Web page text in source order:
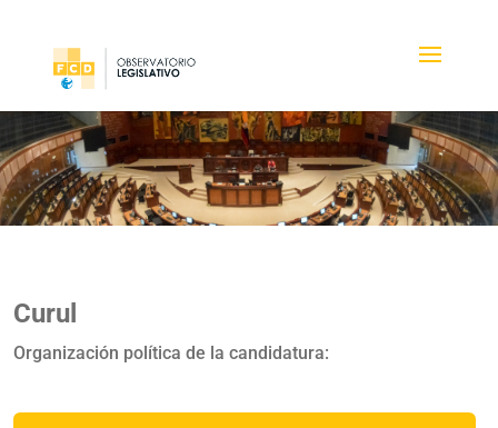
Curul
Organización política de la candidatura: